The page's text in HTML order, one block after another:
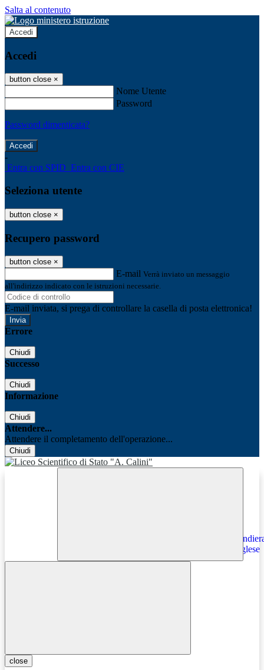
Salta al contenuto
Accedi
Accedi
button close ×
Nome Utente
Password
Password dimenticata?
-
Entra con SPID Entra con CIE
Seleziona utente
button close ×
Recupero password
button close ×
E-mail Verrà inviato un messaggio
all'indirizzo indicato con le istruzioni necessarie.
E-mail inviata, si prega di controllare la casella di posta elettronica!
Errore
Chiudi
Successo
Chiudi
Informazione
Chiudi
Attendere...
Attendere il completamento dell'operazione...
Chiudi
close